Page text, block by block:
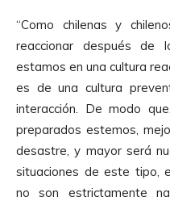
“Como chilenas y
reaccionar después de
estamos en una cultura
es de una cultura
interacción. De modo
preparados estemos,
desastre, y mayor será
situaciones de este tipo,
no son estrictamente